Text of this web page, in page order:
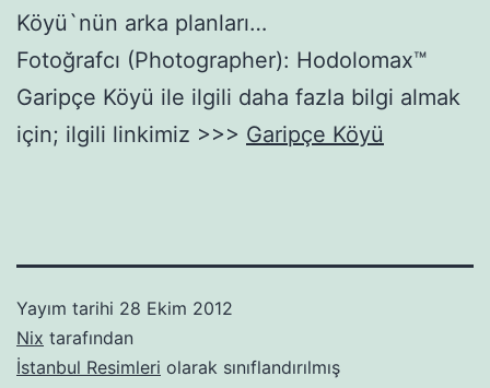
Köyü`nün arka planları…
Fotoğrafcı (Photographer): Hodolomax™
Garipçe Köyü ile ilgili daha fazla bilgi almak
için; ilgili linkimiz >>> Garipçe Köyü
Yayım tarihi 28 Ekim 2012
Nix tarafından
İstanbul Resimleri olarak sınıflandırılmış